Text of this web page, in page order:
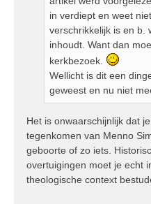
in verdiept en weet
verschrikkelijk is en b.
inhoudt. Want dan
kerkbezoek.
Wellicht is dit een
geweest en nu niet
Het is onwaarschijnlijk dat
tegenkomen van Menno
geboorte of zo iets.
overtuigingen moet je echt
theologische context